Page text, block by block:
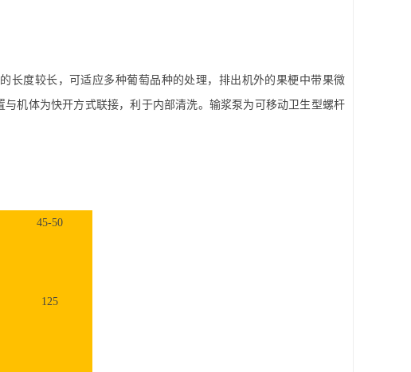
长度较长，可适应多种葡萄品种的处理，排出机外的果梗中带果微
机体为快开方式联接，利于内部清洗。输浆泵为可移动卫生型螺杆
45-50
125